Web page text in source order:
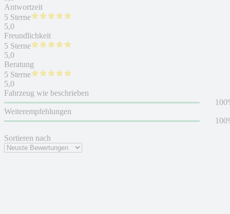
Sortieren nach
Antwortzeit
5 Sterne
5,0
Freundlichkeit
5 Sterne
5,0
Beratung
5 Sterne
5,0
Fahrzeug wie beschrieben
Weiterempfehlungen